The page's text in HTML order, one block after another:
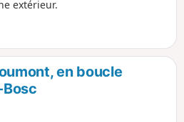
extérieur.
en boucle